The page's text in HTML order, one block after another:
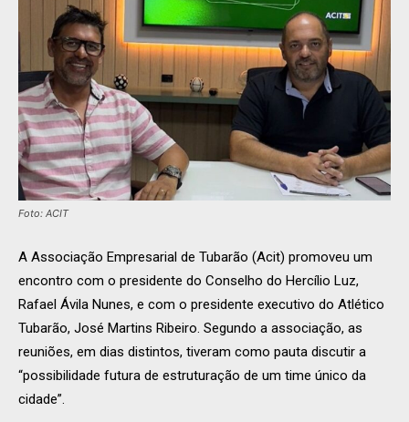
Foto: ACIT
A Associação Empresarial de Tubarão (Acit) promoveu um
encontro com o presidente do Conselho do Hercílio Luz,
Rafael Ávila Nunes, e com o presidente executivo do Atlético
Tubarão, José Martins Ribeiro. Segundo a associação, as
reuniões, em dias distintos, tiveram como pauta discutir a
“possibilidade futura de estruturação de um time único da
cidade”.